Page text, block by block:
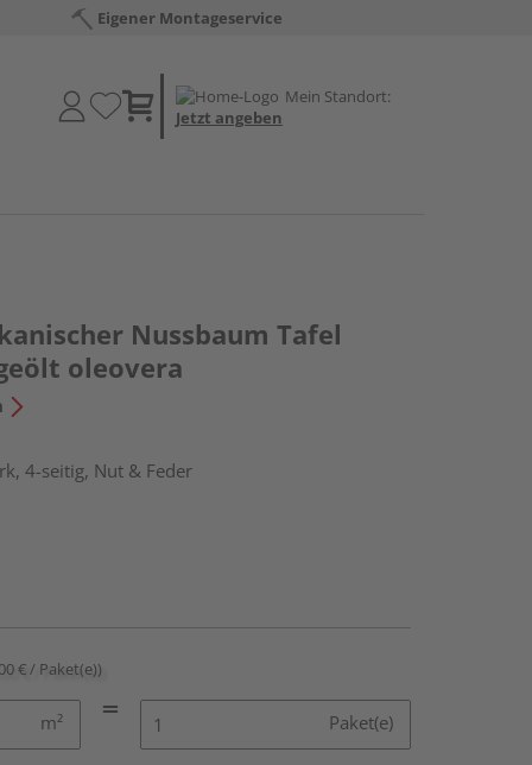
Eigener Montageservice
Mein Standort:
Jetzt angeben
Nussbaum Tafel
oleovera
4-seitig, Nut & Feder
€ / Paket(e))
m² Paket(e)